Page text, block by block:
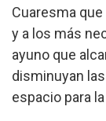
Cuaresma
y a los más
ayuno que
disminuyan
espacio para